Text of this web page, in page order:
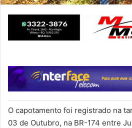
O capotamento foi registrado na
03 de Outubro, na BR-174 entre